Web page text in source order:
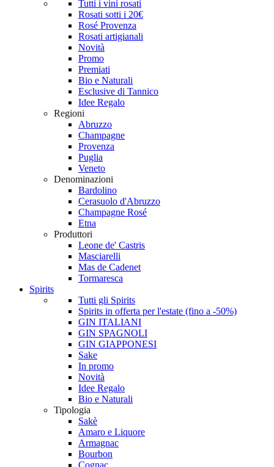
Tutti i vini rosati
Rosati sotti i 20€
Rosé Provenza
Rosati artigianali
Novità
Promo
Premiati
Bio e Naturali
Esclusive di Tannico
Idee Regalo
Regioni
Abruzzo
Champagne
Provenza
Puglia
Veneto
Denominazioni
Bardolino
Cerasuolo d'Abruzzo
Champagne Rosé
Etna
Produttori
Leone de' Castris
Masciarelli
Mas de Cadenet
Tormaresca
Spirits
Tutti gli Spirits
Spirits in offerta per l'estate (fino a -50%)
GIN ITALIANI
GIN SPAGNOLI
GIN GIAPPONESI
Sake
In promo
Novità
Idee Regalo
Bio e Naturali
Tipologia
Sakè
Amaro e Liquore
Armagnac
Bourbon